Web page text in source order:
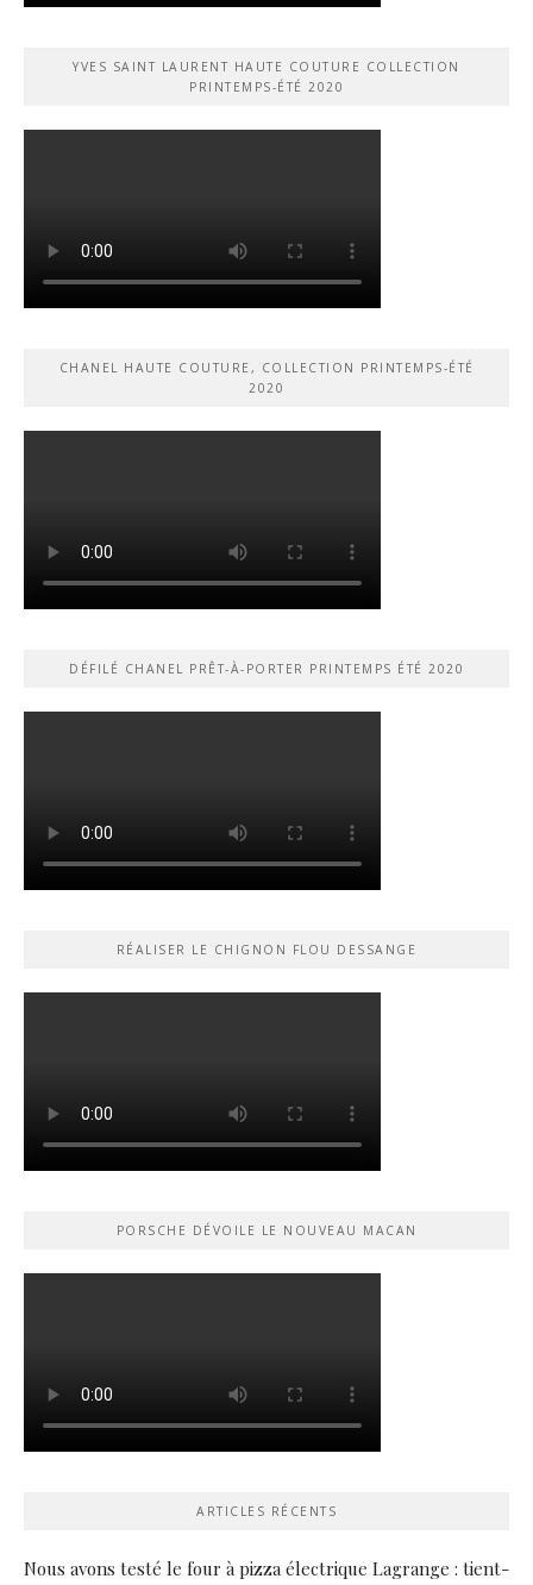
YVES SAINT LAURENT HAUTE COUTURE COLLECTION
PRINTEMPS-ÉTÉ 2020
CHANEL HAUTE COUTURE, COLLECTION PRINTEMPS-ÉTÉ
2020
DÉFILÉ CHANEL PRÊT-À-PORTER PRINTEMPS ÉTÉ 2020
RÉALISER LE CHIGNON FLOU DESSANGE
PORSCHE DÉVOILE LE NOUVEAU MACAN
ARTICLES RÉCENTS
Nous avons testé le four à pizza électrique Lagrange : tient-